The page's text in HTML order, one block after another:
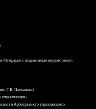
(Операции с недвижимым имуществом)»
им. Г.В. Плеханова)
управляющих»
Арбитражного управляющего